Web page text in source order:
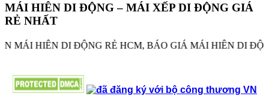
MÁI HIÊN DI ĐỘNG – MÁI XẾP DI ĐỘNG GIÁ
RẺ NHẤT
MÁI HIÊN DI ĐỘNG RẺ HCM, BÁO GIÁ MÁI HIÊN DI